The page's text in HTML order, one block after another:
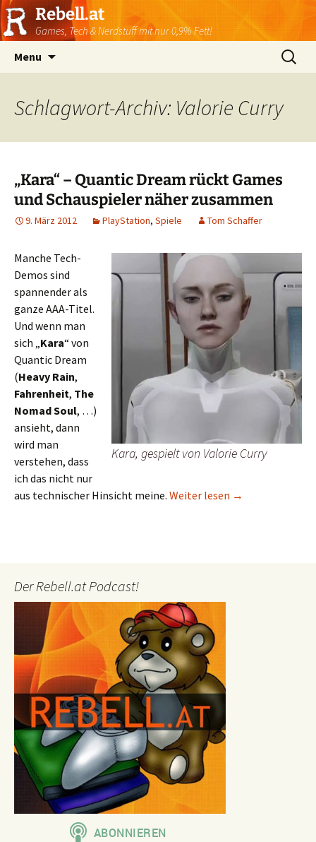
Rebell.at
Games, Tech & Nerdstuff mit nur 0,9% Fett!
Menu
Suchen
nach:
Schlagwort-Archiv: Valorie Curry
„Kara“ – Quantic Dream rückt Games
und Schauspieler näher zusammen
9. März 2012 PlayStation, Spiele Tom Schaffer
Kara, gespielt von Valorie Curry
Manche Tech-
Demos sind
spannender als
ganze AAA-Titel.
Und wenn man
sich „Kara“ von
Quantic Dream
(Heavy Rain,
Fahrenheit, The
Nomad Soul, …)
ansieht, dann
wird man
verstehen, dass
ich das nicht nur
aus technischer Hinsicht meine. Weiter lesen „Kara“ –
→
Der Rebell.at Podcast!